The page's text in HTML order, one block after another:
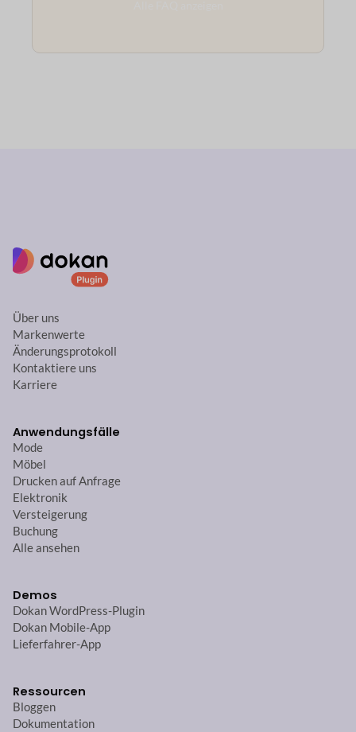
Über uns
Markenwerte
Änderungsprotokoll
Kontaktiere uns
Karriere
Anwendungsfälle
Mode
Möbel
Drucken auf Anfrage
Elektronik
Versteigerung
Buchung
Alle ansehen
Demos
Dokan WordPress-Plugin
Dokan Mobile-App
Lieferfahrer-App
Ressourcen
Bloggen
Dokumentation